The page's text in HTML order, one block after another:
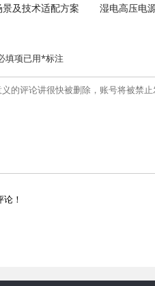
及技术适配方案
填项已用*标注
！